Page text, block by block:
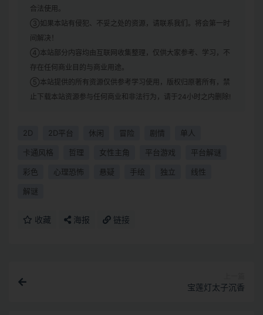
合法使用。
③如果本站有侵犯、不妥之处的资源，请联系我们。将会第一时
间解决！
④本站部分内容均由互联网收集整理，仅供大家参考、学习，不
存在任何商业目的与商业用途。
⑤本站提供的所有资源仅供参考学习使用，版权归原著所有，禁
止下载本站资源参与任何商业和非法行为，请于24小时之内删除!
2D 2D平台 休闲 冒险 剧情 单人
卡通风格 哲理 女性主角 平台游戏 平台解谜
彩色 心理恐怖 悬疑 手绘 独立 线性
解谜
收藏 海报 链接
宝莲灯太子沉香